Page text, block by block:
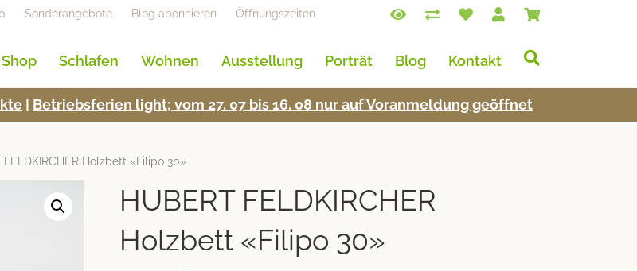
Sonderangebote Blog abonnieren Öffnungszeiten
Shop Schlafen Wohnen Ausstellung Porträt Blog Kontakt
Betrieb­s­fe­rien light; vom 27. 07 bis 16. 08 nur auf Voran­mel­dung geöffnet
Holzbett «Filipo 30»
HUBERT FELDKIRCHER
Holzbett «Filipo 30»